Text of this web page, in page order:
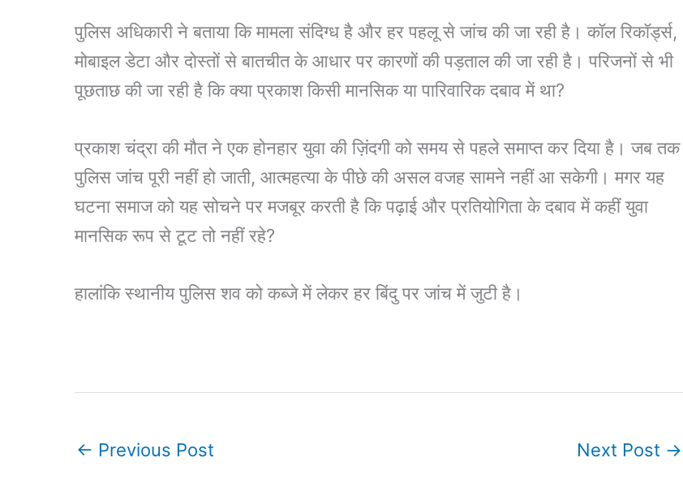
पुलिस अधिकारी ने बताया कि मामला संदिग्ध है और हर पहलू से जांच की जा रही है। कॉल रिकॉर्ड्स,
मोबाइल डेटा और दोस्तों से बातचीत के आधार पर कारणों की पड़ताल की जा रही है। परिजनों से भी
पूछताछ की जा रही है कि क्या प्रकाश किसी मानसिक या पारिवारिक दबाव में था?
प्रकाश चंद्रा की मौत ने एक होनहार युवा की ज़िंदगी को समय से पहले समाप्त कर दिया है। जब तक
पुलिस जांच पूरी नहीं हो जाती, आत्महत्या के पीछे की असल वजह सामने नहीं आ सकेगी। मगर यह
घटना समाज को यह सोचने पर मजबूर करती है कि पढ़ाई और प्रतियोगिता के दबाव में कहीं युवा
मानसिक रूप से टूट तो नहीं रहे?
हालांकि स्थानीय पुलिस शव को कब्जे में लेकर हर बिंदु पर जांच में जुटी है।
← Previous Post Next Post →